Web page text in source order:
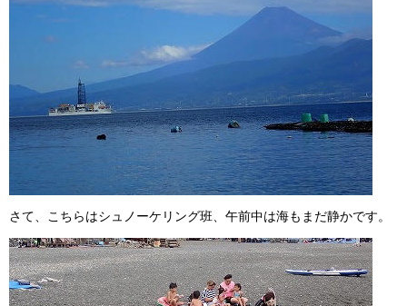
さて、こちらはシュノーケリング班、午前中は海もまだ静かです。